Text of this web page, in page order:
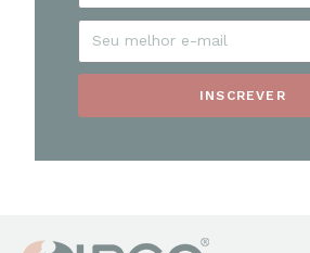
INSCREVER